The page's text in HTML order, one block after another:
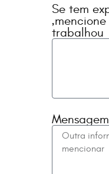
Se tem
trabalhou
Mensagem